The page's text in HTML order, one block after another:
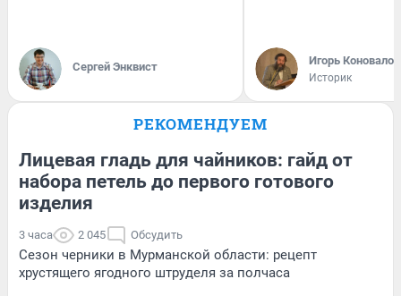
Сергей Энквист Игорь Коновалов
Историк
РЕКОМЕНДУЕМ
Лицевая гладь для чайников: гайд от
набора петель до первого готового
изделия
3 часа 2 045 Обсудить
Сезон черники в Мурманской области: рецепт
хрустящего ягодного штруделя за полчаса